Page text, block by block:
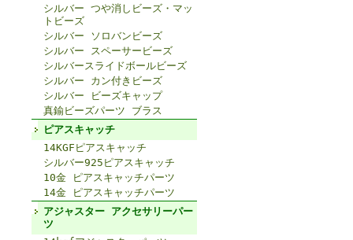
シルバー つや消しビーズ・マッ
トビーズ
シルバー ソロバンビーズ
シルバー スペーサービーズ
シルバースライドボールビーズ
シルバー カン付きビーズ
シルバー ビーズキャップ
真鍮ビーズパーツ ブラス
ピアスキャッチ
14KGFピアスキャッチ
シルバー925ピアスキャッチ
10金 ピアスキャッチパーツ
14金 ピアスキャッチパーツ
アジャスター アクセサリーパー
ツ